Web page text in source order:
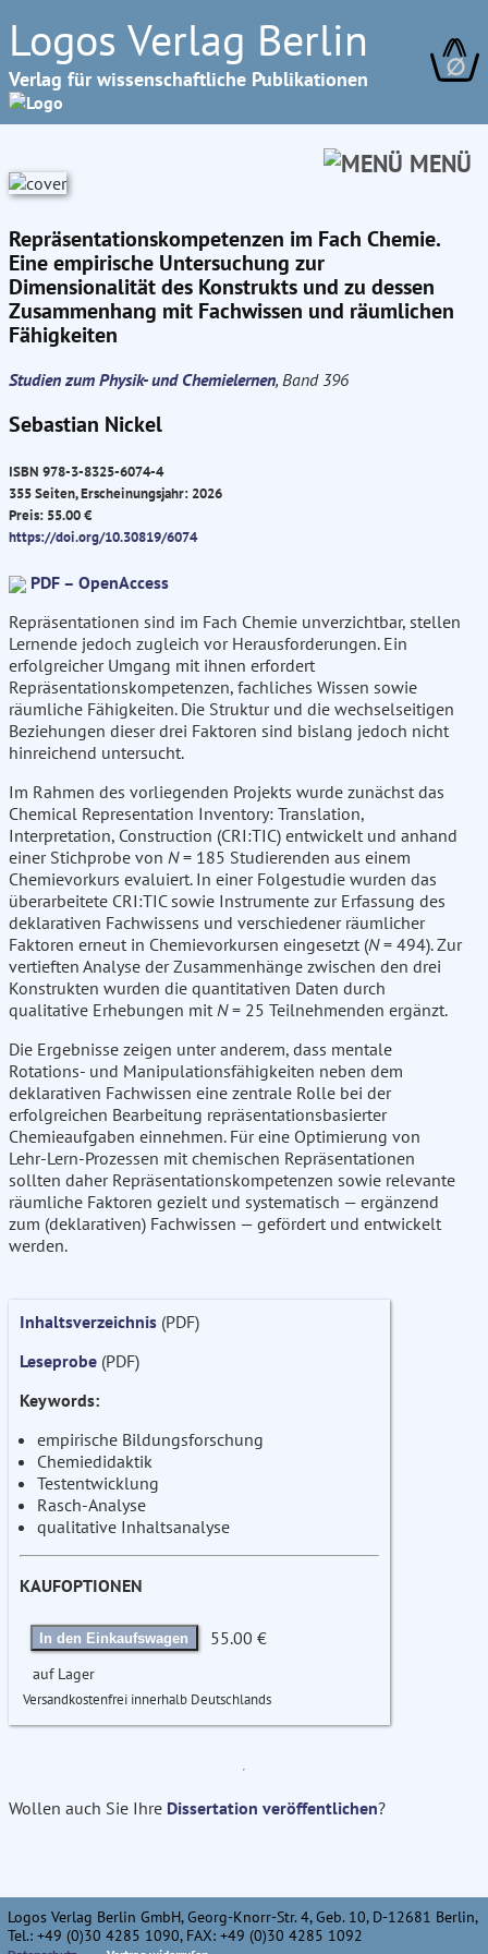
Logos Verlag Berlin
Verlag für wissenschaftliche Publikationen ∅
MENÜ
Repräsentationskompetenzen im Fach Chemie.
Eine empirische Untersuchung zur
Dimensionalität des Konstrukts und zu dessen
Zusammenhang mit Fachwissen und räumlichen
Fähigkeiten
Studien zum Physik- und Chemielernen, Band 396
Sebastian Nickel
ISBN 978-3-8325-6074-4
355 Seiten, Erscheinungsjahr: 2026
Preis: 55.00 €
https://doi.org/10.30819/6074
PDF – OpenAccess
Repräsentationen sind im Fach Chemie unverzichtbar, stellen
Lernende jedoch zugleich vor Herausforderungen. Ein
erfolgreicher Umgang mit ihnen erfordert
Repräsentationskompetenzen, fachliches Wissen sowie
räumliche Fähigkeiten. Die Struktur und die wechselseitigen
Beziehungen dieser drei Faktoren sind bislang jedoch nicht
hinreichend untersucht.
Im Rahmen des vorliegenden Projekts wurde zunächst das
Chemical Representation Inventory: Translation,
Interpretation, Construction (CRI:TIC) entwickelt und anhand
einer Stichprobe von N= 185 Studierenden aus einem
Chemievorkurs evaluiert. In einer Folgestudie wurden das
überarbeitete CRI:TIC sowie Instrumente zur Erfassung des
deklarativen Fachwissens und verschiedener räumlicher
Faktoren erneut in Chemievorkursen eingesetzt (N= 494). Zur
vertieften Analyse der Zusammenhänge zwischen den drei
Konstrukten wurden die quantitativen Daten durch
qualitative Erhebungen mit N= 25 Teilnehmenden ergänzt.
Die Ergebnisse zeigen unter anderem, dass mentale
Rotations- und Manipulationsfähigkeiten neben dem
deklarativen Fachwissen eine zentrale Rolle bei der
erfolgreichen Bearbeitung repräsentationsbasierter
Chemieaufgaben einnehmen. Für eine Optimierung von
Lehr-Lern-Prozessen mit chemischen Repräsentationen
sollten daher Repräsentationskompetenzen sowie relevante
räumliche Faktoren gezielt und systematisch — ergänzend
zum (deklarativen) Fachwissen — gefördert und entwickelt
werden.
Inhaltsverzeichnis (PDF)
Leseprobe (PDF)
Keywords:
empirische Bildungsforschung
Chemiedidaktik
Testentwicklung
Rasch-Analyse
qualitative Inhaltsanalyse
KAUFOPTIONEN
In den Einkaufswagen 55.00 €
auf Lager
Versandkostenfrei innerhalb Deutschlands
Wollen auch Sie Ihre Dissertation veröffentlichen?
Logos Verlag Berlin GmbH, Georg-Knorr-Str. 4, Geb. 10, D-12681 Berlin,
Tel.: +49 (0)30 4285 1090, FAX: +49 (0)30 4285 1092